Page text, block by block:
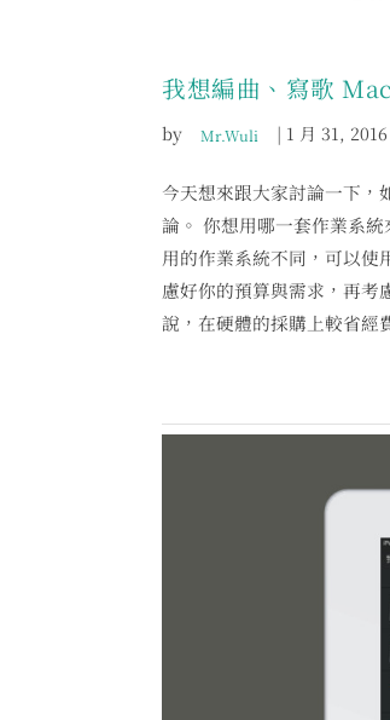
我想編曲、寫歌
by Mr.Wuli | 1 月 31, 2016
今天想來跟大家討論一下，
論。 你想用哪一套作業系
用的作業系統不同，可以使
慮好你的預算與需求，再
說，在硬體的採購上較省經